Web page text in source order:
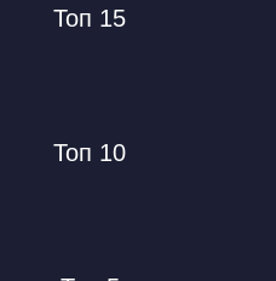
Топ 15
Топ 10